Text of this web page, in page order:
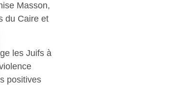
Masson,
du Caire et
les Juifs à
positives